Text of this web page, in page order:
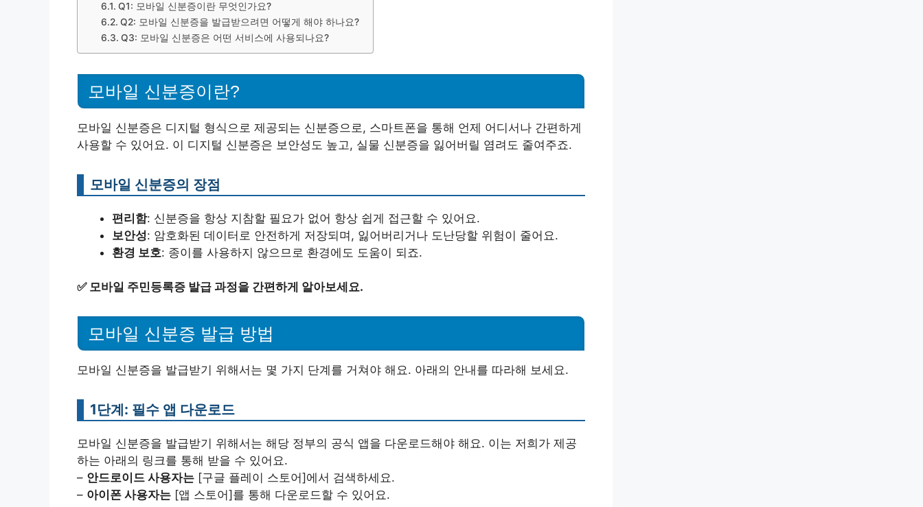
Q1: 모바일 신분증이란 무엇인가요?
Q2: 모바일 신분증을 발급받으려면 어떻게 해야 하나요?
Q3: 모바일 신분증은 어떤 서비스에 사용되나요?
모바일 신분증이란?
모바일 신분증은 디지털 형식으로 제공되는 신분증으로, 스마트폰을 통해 언제 어디서나 간편하게
사용할 수 있어요. 이 디지털 신분증은 보안성도 높고, 실물 신분증을 잃어버릴 염려도 줄여주죠.
모바일 신분증의 장점
편리함: 신분증을 항상 지참할 필요가 없어 항상 쉽게 접근할 수 있어요.
보안성: 암호화된 데이터로 안전하게 저장되며, 잃어버리거나 도난당할 위험이 줄어요.
환경 보호: 종이를 사용하지 않으므로 환경에도 도움이 되죠.
✅ 모바일 주민등록증 발급 과정을 간편하게 알아보세요.
모바일 신분증 발급 방법
모바일 신분증을 발급받기 위해서는 몇 가지 단계를 거쳐야 해요. 아래의 안내를 따라해 보세요.
1단계: 필수 앱 다운로드
모바일 신분증을 발급받기 위해서는 해당 정부의 공식 앱을 다운로드해야 해요. 이는 저희가 제공
하는 아래의 링크를 통해 받을 수 있어요.
– 안드로이드 사용자는 [구글 플레이 스토어]에서 검색하세요.
– 아이폰 사용자는 [앱 스토어]를 통해 다운로드할 수 있어요.